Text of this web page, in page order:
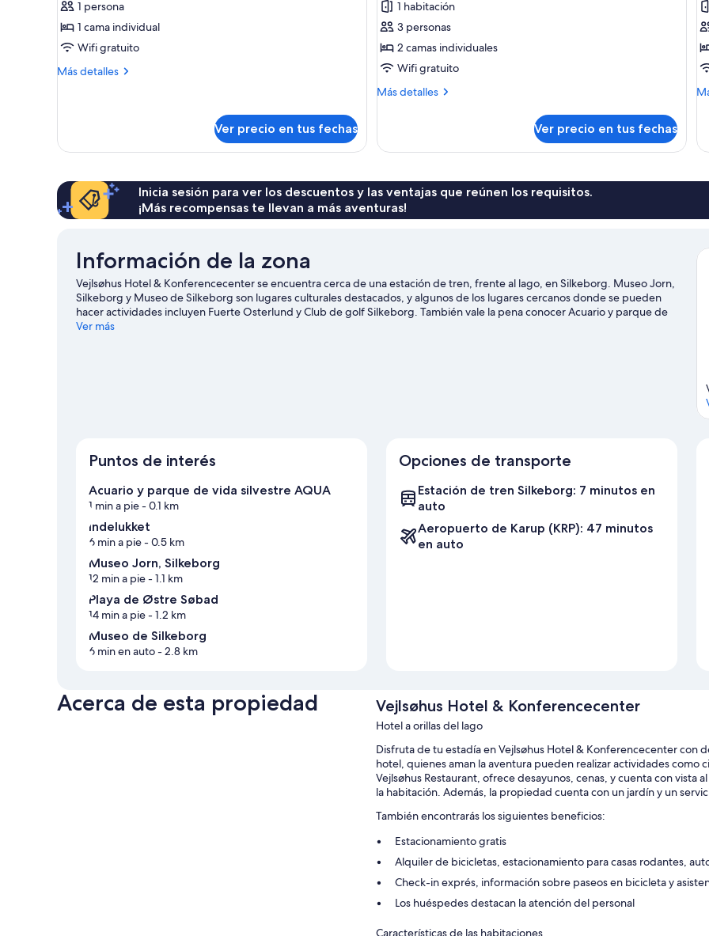
Habitación
individual
1 persona
1 cama individual
Wifi gratuito
Más detalles
Más
Ver precio en tus fechas
Habitación
doble
1 habitación
3 personas
2 camas individuales
Wifi gratuito
Más detalles
Más
doble
Ver precio en tus fechas
Inicia sesión para ver los descuentos y las ventajas que reúnen los requisitos.
¡Más recompensas te llevan a más aventuras!
Información de la zona
Vejlsøhus Hotel & Konferencecenter se encuentra cerca de una estación de tren, frente al lago, en Silkeborg. Museo Jorn,
Silkeborg y Museo de Silkeborg son lugares culturales destacados, y algunos de los lugares cercanos donde se pueden
hacer actividades incluyen Fuerte Osterlund y Club de golf Silkeborg. También vale la pena conocer Acuario y parque de
vida silvestre AQUA y Centro artístico Silkeborg Bad. En la zona puedes practicar actividades como kayak y tours en bote,
Ver más
Puntos de interés
Acuario y parque de vida silvestre AQUA
1 min a pie- 0.1 km
Indelukket
6 min a pie- 0.5 km
Museo Jorn, Silkeborg
12 min a pie- 1.1 km
Playa de Østre Søbad
14 min a pie- 1.2 km
Museo de Silkeborg
6 min en auto- 2.8 km
Opciones de transporte
Estación de tren Silkeborg: 7 minutos en
auto
Aeropuerto de Karup (KRP): 47 minutos
en auto
Acerca de esta propiedad Vejlsøhus Hotel & Konferencecenter
Hotel a orillas del lago
Disfruta de tu estadía en Vejlsøhus Hotel & Konferencecenter con
hotel, quienes aman la aventura pueden realizar actividades como
Vejlsøhus Restaurant, ofrece desayunos, cenas, y cuenta con vista
la habitación. Además, la propiedad cuenta con un jardín y un
También encontrarás los siguientes beneficios:
Estacionamiento gratis
Alquiler de bicicletas, estacionamiento para casas rodantes,
Check-in exprés, información sobre paseos en bicicleta y
Los huéspedes destacan la atención del personal